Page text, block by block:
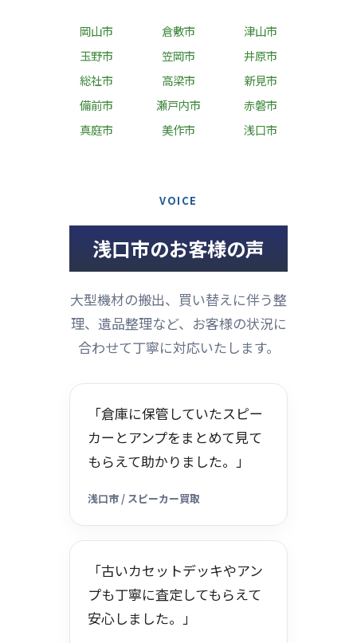
岡山市 倉敷市
津山市
玉野市
笠岡市
井原市
総社市
高梁市
新見市
備前市
瀬戸内市
赤磐市
真庭市
美作市 浅口市
VOICE
浅口市のお客様の声
大型機材の搬出、買い替えに伴う整
理、遺品整理など、お客様の状況に
合わせて丁寧に対応いたします。
「倉庫に保管していたスピー
カーとアンプをまとめて見て
もらえて助かりました。」
浅口市 / スピーカー買取
「古いカセットデッキやアン
プも丁寧に査定してもらえて
安心しました。」